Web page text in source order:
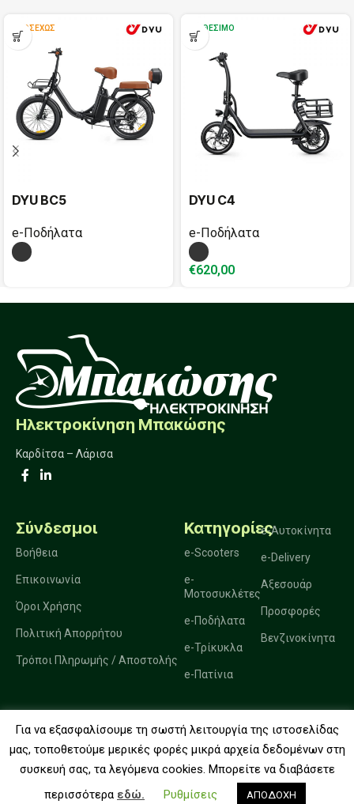
ΠΡΟΣΕΧΏΣ
DYU BC5
e-Ποδήλατα
ΔΙΑΘΈΣΙΜΟ
DYU C4
e-Ποδήλατα
€620,00
Ηλεκτροκίνηση Μπακώσης
Καρδίτσα – Λάρισα
Σύνδεσμοι
Βοήθεια
Επικοινωνία
Όροι Χρήσης
Πολιτική Απορρήτου
Τρόποι Πληρωμής / Αποστολής
Κατηγορίες
e-Scooters
e-
Μοτοσυκλέτες
e-Ποδήλατα
e-Τρίκυκλα
e-Πατίνια
e-Αυτοκίνητα
e-Delivery
Αξεσουάρ
Προσφορές
Βενζινοκίνητα
2025. Ηλεκτροκίνηση Μπακώσης.
Για να εξασφαλίσουμε τη σωστή λειτουργία της ιστοσελίδας
μας, τοποθετούμε μερικές φορές μικρά αρχεία δεδομένων στη
συσκευή σας, τα λεγόμενα cookies. Μπορείτε να διαβάσετε
περισσότερα εδώ. Ρυθμίσεις ΑΠΟΔΟΧΗ